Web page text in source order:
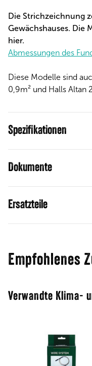
Die Strichzeichnung
Gewächshauses. Die
hier.
Abmessungen des
Diese Modelle sind
0,9m² und Halls Altan
Spezifikationen
Dokumente
Ersatzteile
Empfohlenes
Verwandte Klima-